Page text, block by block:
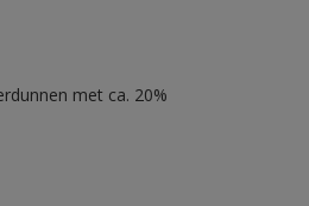
met ca. 20%